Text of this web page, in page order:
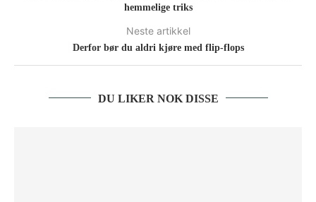
hemmelige triks
Neste artikkel
Derfor bør du aldri kjøre med flip-flops
DU LIKER NOK DISSE